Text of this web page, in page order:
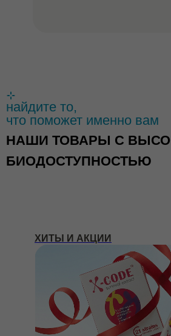
найдите то,
что поможет именно вам
НАШИ ТОВАРЫ С
БИОДОСТУПНОСТЬЮ
ХИТЫ И АКЦИИ